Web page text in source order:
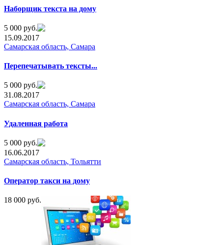
Нaбopщик тeкcтa нa дoмy
5 000 руб.
15.09.2017
Самарская область, Самара
Перепечатывать тексты...
5 000 руб.
31.08.2017
Самарская область, Самара
Удаленная работа
5 000 руб.
16.06.2017
Самарская область, Тольятти
Оператор такси на дому
18 000 руб.